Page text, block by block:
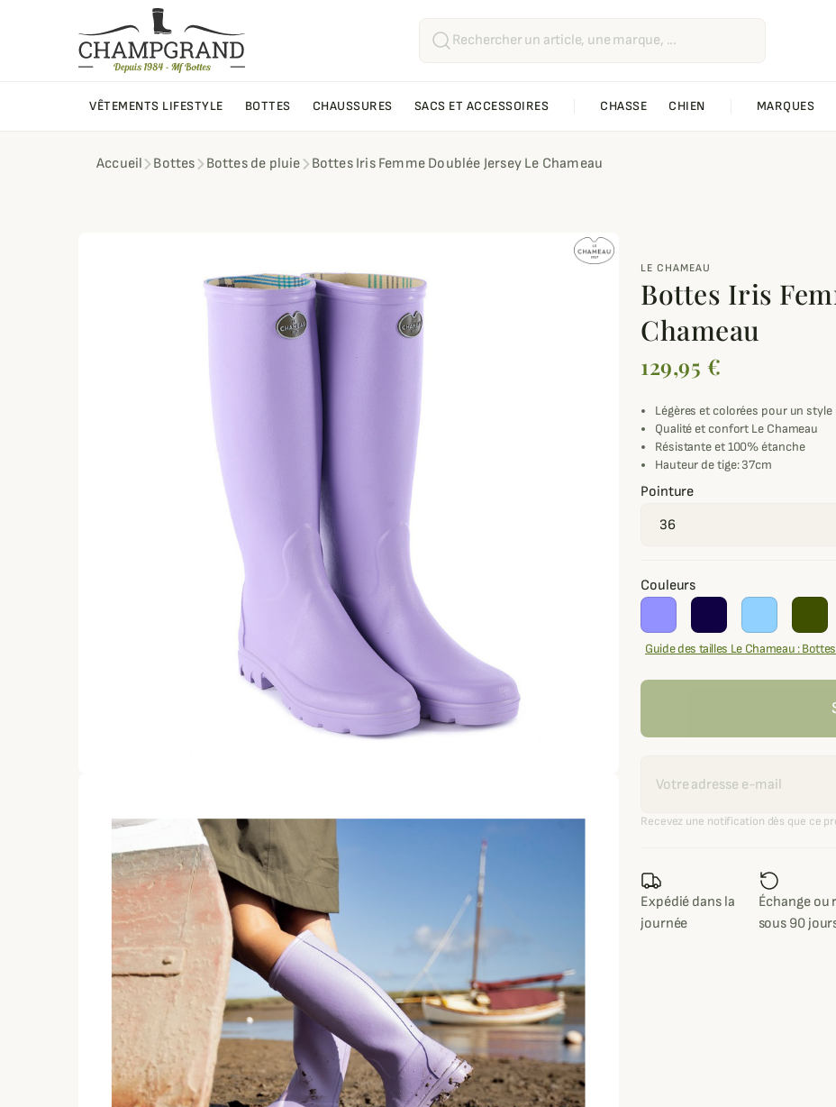
VÊTEMENTS LIFESTYLE BOTTES CHAUSSURES SACS ET ACCESSOIRES CHASSE CHIEN MARQUES
Accueil Bottes Bottes de pluie Bottes Iris Femme Doublée Jersey Le Chameau
LE CHAMEAU
Bottes Iris
Chameau
129,95 €
Légères et colorées pour un style
Qualité et confort Le Chameau
Résistante et 100% étanche
Hauteur de tige: 37cm
Pointure
Couleurs
Guide des tailles Le Chameau :
Recevez une notification dès que ce
Expédié dans la
journée
Échange ou
sous 90